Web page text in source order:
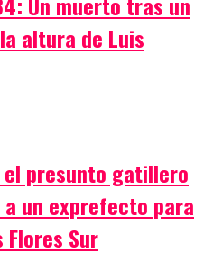
altura de Luis
el presunto gatillero
un exprefecto para
Sur